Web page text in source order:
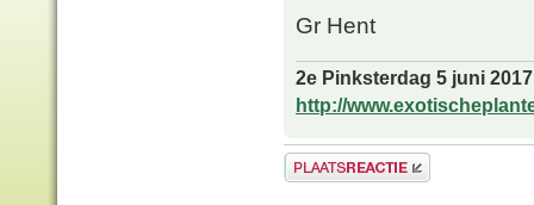
Gr Hent
2e Pinksterdag 5 juni
http://
Plaats een reactie